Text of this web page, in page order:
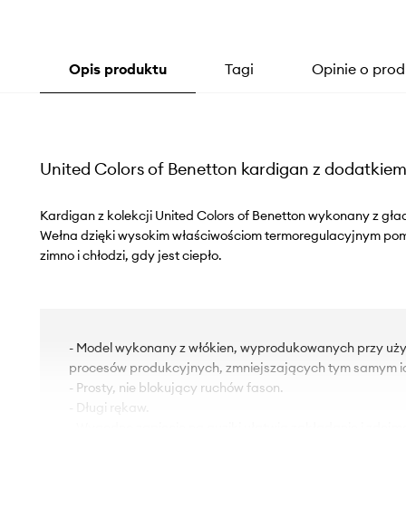
Opis produktu Tagi Opinie o
United Colors of Benetton kardigan z
Kardigan z kolekcji United Colors of Benetton wykonany z
Wełna dzięki wysokim właściwościom termoregulacyjnym
zimno i chłodzi, gdy jest ciepło.
- Model wykonany z włókien, wyprodukowanych przy
procesów produkcyjnych, zmniejszających tym samym
- Prosty, nie blokujący ruchów fason.
- Długi rękaw.